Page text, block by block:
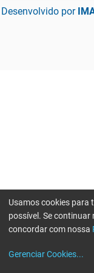
Desenvolvido por
Usamos cookies para
possível. Se continuar
concordar com nossa
Gerenciar Cookies...
Erro ao enviar